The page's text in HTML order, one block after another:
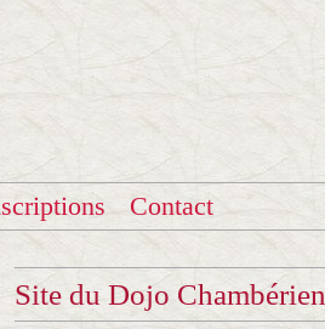
Contact
Site du Dojo Chambérien